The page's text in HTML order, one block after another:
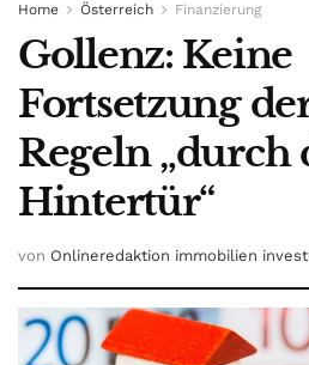
Home Österreich Finanzierung
Gollenz: Keine
Fortsetzung
Regeln „durch
Hintertür“
von Onlineredaktion immobilien